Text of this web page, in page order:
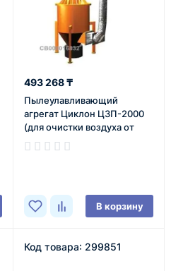
493 268 ₸
Пылеулавливающий
агрегат Циклон ЦЗП-2000
(для очистки воздуха от
любых видов примесей)
В корзину
Код товара: 299851